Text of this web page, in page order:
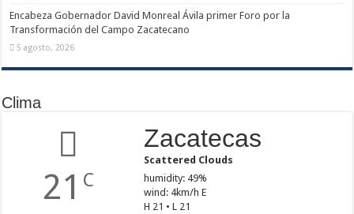
Encabeza Gobernador David Monreal Ávila primer Foro por la
Transformación del Campo Zacatecano
5 agosto, 2026
Clima
21 C
Zacatecas
Scattered Clouds
humidity: 49%
wind: 4km/h E
H 21 • L 21